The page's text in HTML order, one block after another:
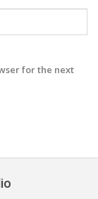
for the next